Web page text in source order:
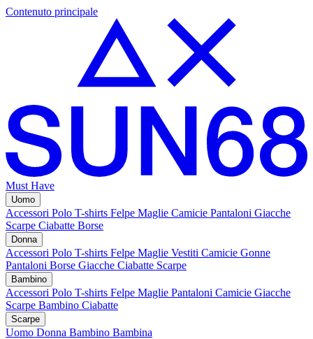
Contenuto principale
Must Have
Uomo
Accessori Polo T-shirts Felpe Maglie Camicie Pantaloni Giacche
Scarpe Ciabatte Borse
Donna
Accessori Polo T-shirts Felpe Maglie Vestiti Camicie Gonne
Pantaloni Borse Giacche Ciabatte Scarpe
Bambino
Accessori Polo T-shirts Felpe Maglie Pantaloni Camicie Giacche
Scarpe Bambino Ciabatte
Scarpe
Uomo Donna Bambino Bambina